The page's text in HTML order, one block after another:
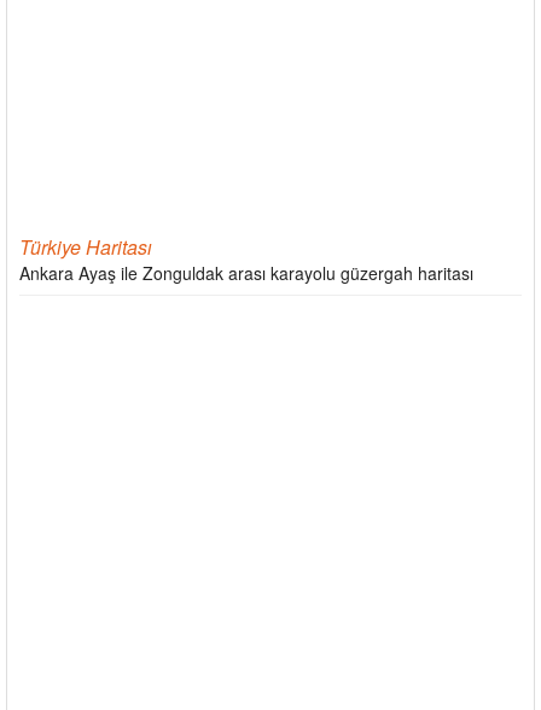
Türkiye Haritası
Ankara Ayaş ile Zonguldak arası karayolu güzergah haritası